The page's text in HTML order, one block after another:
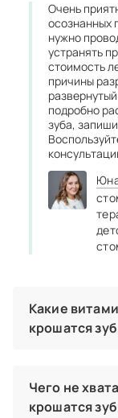
Очень
осознанных
нужно
устранять
стоимость
причины
подробно
зуба,
Какие
крошатся
комплексы:
«Витрум
«Витрум
Чего не
крошатся